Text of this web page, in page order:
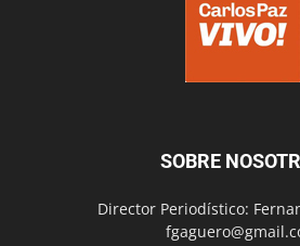
SOBRE
Director Periodístico: